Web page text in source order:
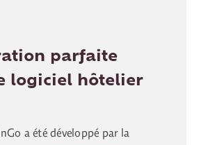
parfaite
logiciel hôtelier
a été développé par la